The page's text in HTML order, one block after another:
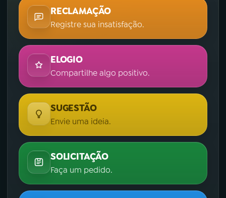
RECLAMAÇÃO
Registre sua insatisfação.
ELOGIO
Compartilhe algo positivo.
SUGESTÃO
Envie uma ideia.
SOLICITAÇÃO
Faça um pedido.